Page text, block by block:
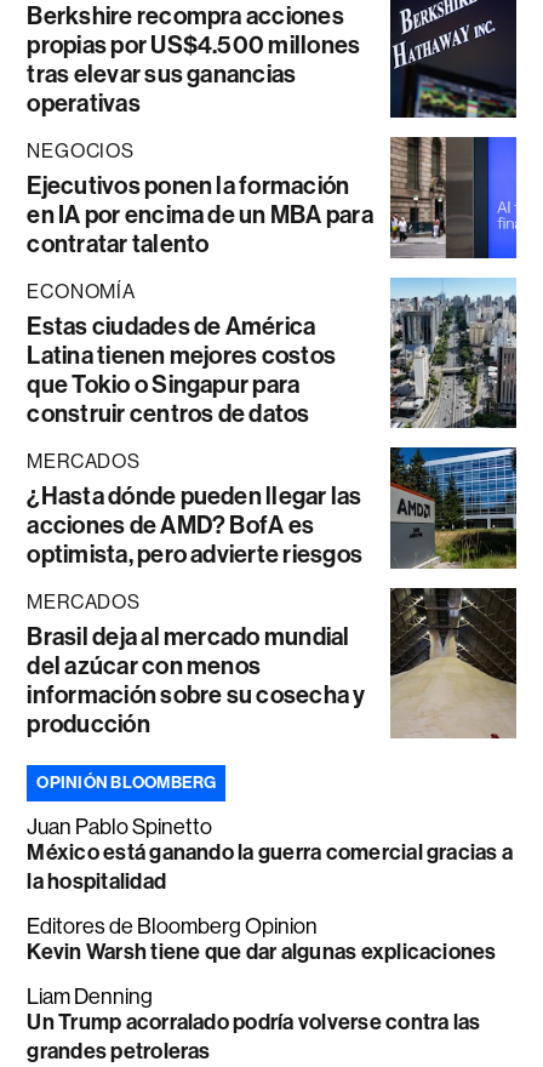
Berkshire recompra acciones
propias por US$4.500 millones
tras elevar sus ganancias
operativas
NEGOCIOS
Ejecutivos ponen la formación
en IA por encima de un MBA para
contratar talento
ECONOMÍA
Estas ciudades de América
Latina tienen mejores costos
que Tokio o Singapur para
construir centros de datos
MERCADOS
¿Hasta dónde pueden llegar las
acciones de AMD? BofA es
optimista, pero advierte riesgos
MERCADOS
Brasil deja al mercado mundial
del azúcar con menos
información sobre su cosecha y
producción
OPINIÓN BLOOMBERG
Juan Pablo Spinetto
México está ganando la guerra comercial gracias a
la hospitalidad
Editores de Bloomberg Opinion
Kevin Warsh tiene que dar algunas explicaciones
Liam Denning
Un Trump acorralado podría volverse contra las
grandes petroleras